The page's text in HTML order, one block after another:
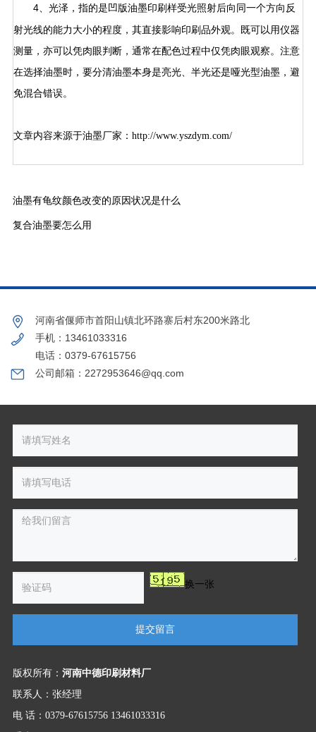
4、光泽，指的是 凹版油墨印刷样受光照射后向同一个方向反
射光线的能力大小的程度，其直接影响印刷品外观。既可以用仪器
测量，亦可以凭肉眼判断，通常在配色过程中仅凭肉眼观察。注意
在选择油墨时，要分清油墨本身是亮光、半光还是哑光型油墨，避
免混合错误。
文章内容来源于油墨厂家： http://www.yszdym.com/
油墨有龟纹颜色改变的原因状况是什么
复合油墨要怎么用
河南省偃师市首阳山镇北环路寨后村东200米路北
手机：13461033316
电话：0379-67615756
公司邮箱：2272953646@qq.com
换一张
提交留言
版权所有： 河南中德印刷材料厂
联系人：张经理
电 话：0379-67615756 13461033316